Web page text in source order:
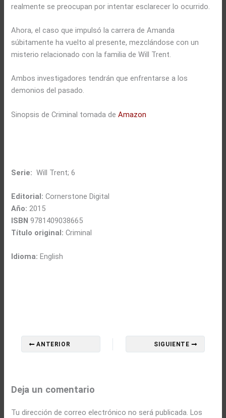
realmente se preocupan por intentar esclarecer lo ocurrido.
Ahora, el caso que impulsó la carrera de Amanda
súbitamente ha vuelto al presente, mezclándose con un
misterio relacionado con la familia de Will Trent.
Ambos investigadores tendrán que enfrentarse a los
demonios del pasado.
Sinopsis de Criminal tomada deAmazon
Serie: Will Trent; 6
Editorial: Cornerstone Digital
Año: 2015
ISBN 9781409038665
Título original: Criminal
Idioma: English
ANTERIOR SIGUIENTE
Deja un comentario
Tu dirección de correo electrónico no será publicada. Los